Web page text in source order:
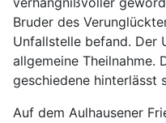
Bruder des
Unfallstelle befand. Der
allgemeine Theilnahme.
geschiedene hinterlässt
Auf dem Aulhausener